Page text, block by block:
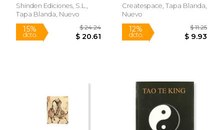
dcto. $ 25.15 dcto. $
Shinden Ediciones, S.l.,
Tapa Blanda, Nuevo
Createspace, Tapa Blanda,
Nuevo